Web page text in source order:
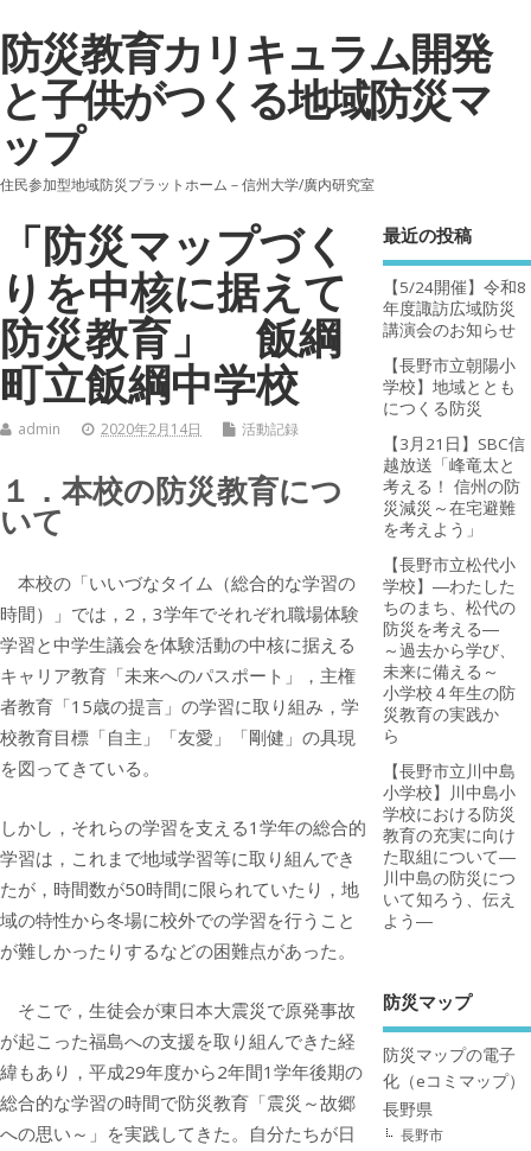
防災教育カリキュラム開発
と子供がつくる地域防災マ
ップ
住民参加型地域防災プラットホーム－信州大学/廣内研究室
「防災マップづく
りを中核に据えて
防災教育」 飯綱
町立飯綱中学校
admin 2020年2月14日 活動記録
１．本校の防災教育につ
いて
本校の「いいづなタイム（総合的な学習の
時間）」では，2，3学年でそれぞれ職場体験
学習と中学生議会を体験活動の中核に据える
キャリア教育「未来へのパスポート」，主権
者教育「15歳の提言」の学習に取り組み，学
校教育目標「自主」「友愛」「剛健」の具現
を図ってきている。
しかし，それらの学習を支える1学年の総合的
学習は，これまで地域学習等に取り組んでき
たが，時間数が50時間に限られていたり，地
域の特性から冬場に校外での学習を行うこと
が難しかったりするなどの困難点があった。
そこで，生徒会が東日本大震災で原発事故
が起こった福島への支援を取り組んできた経
緯もあり，平成29年度から2年間1学年後期の
総合的な学習の時間で防災教育「震災～故郷
への思い～」を実践してきた。自分たちが日
最近の投稿
【5/24開催】令和8
年度諏訪広域防災
講演会のお知らせ
【長野市立朝陽小
学校】地域ととも
につくる防災
【3月21日】SBC信
越放送「峰竜太と
考える！ 信州の防
災減災～在宅避難
を考えよう」
【長野市立松代小
学校】―わたした
ちのまち、松代の
防災を考える―
～過去から学び、
未来に備える～
小学校４年生の防
災教育の実践か
ら
【長野市立川中島
小学校】川中島小
学校における防災
教育の充実に向け
た取組について―
川中島の防災につ
いて知ろう、伝え
よう―
防災マップ
防災マップの電子
化（eコミマップ）
長野県
長野市